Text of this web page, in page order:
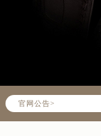
官网公告>